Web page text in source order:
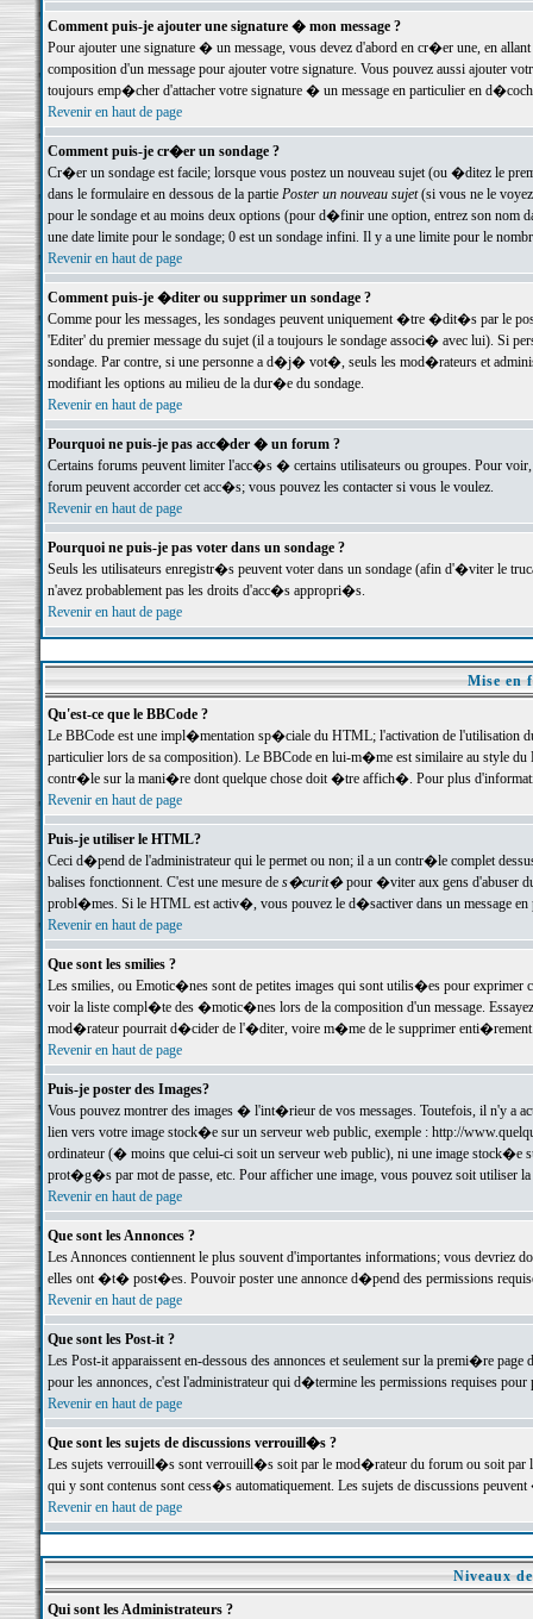
Comment puis-je ajouter une signature � mon message ?
Pour ajouter une signature � un message, vous devez d'abord en cr�er une, en
composition d'un message pour ajouter votre signature. Vous pouvez aussi ajouter
toujours emp�cher d'attacher votre signature � un message en particulier en
Revenir en haut de page
Comment puis-je cr�er un sondage ?
Cr�er un sondage est facile; lorsque vous postez un nouveau sujet (ou �ditez le
dans le formulaire en dessous de la partie Poster un nouveau sujet(si vous ne le voyez
pour le sondage et au moins deux options (pour d�finir une option, entrez son nom
une date limite pour le sondage; 0 est un sondage infini. Il y a une limite pour le
Revenir en haut de page
Comment puis-je �diter ou supprimer un sondage ?
Comme pour les messages, les sondages peuvent uniquement �tre �dit�s par le
'Editer' du premier message du sujet (il a toujours le sondage associ� avec lui). Si
sondage. Par contre, si une personne a d�j� vot�, seuls les mod�rateurs et
modifiant les options au milieu de la dur�e du sondage.
Revenir en haut de page
Pourquoi ne puis-je pas acc�der � un forum ?
Certains forums peuvent limiter l'acc�s � certains utilisateurs ou groupes. Pour
forum peuvent accorder cet acc�s; vous pouvez les contacter si vous le voulez.
Revenir en haut de page
Pourquoi ne puis-je pas voter dans un sondage ?
Seuls les utilisateurs enregistr�s peuvent voter dans un sondage (afin d'�viter le
n'avez probablement pas les droits d'acc�s appropri�s.
Revenir en haut de page
Mise en
Qu'est-ce que le BBCode ?
Le BBCode est une impl�mentation sp�ciale du HTML; l'activation de l'utilisation
particulier lors de sa composition). Le BBCode en lui-m�me est similaire au style
contr�le sur la mani�re dont quelque chose doit �tre affich�. Pour plus
Revenir en haut de page
Puis-je utiliser le HTML?
Ceci d�pend de l'administrateur qui le permet ou non; il a un contr�le complet
balises fonctionnent. C'est une mesure de s�curit�pour �viter aux gens d'abuser
probl�mes. Si le HTML est activ�, vous pouvez le d�sactiver dans un message en
Revenir en haut de page
Que sont les smilies ?
Les smilies, ou Emotic�nes sont de petites images qui sont utilis�es pour exprimer
voir la liste compl�te des �motic�nes lors de la composition d'un message.
mod�rateur pourrait d�cider de l'�diter, voire m�me de le supprimer
Revenir en haut de page
Puis-je poster des Images?
Vous pouvez montrer des images � l'int�rieur de vos messages. Toutefois, il n'y a
lien vers votre image stock�e sur un serveur web public, exemple : http://
ordinateur (� moins que celui-ci soit un serveur web public), ni une image stock�e
prot�g�s par mot de passe, etc. Pour afficher une image, vous pouvez soit
Revenir en haut de page
Que sont les Annonces ?
Les Annonces contiennent le plus souvent d'importantes informations; vous devriez
elles ont �t� post�es. Pouvoir poster une annonce d�pend des permissions
Revenir en haut de page
Que sont les Post-it ?
Les Post-it apparaissent en-dessous des annonces et seulement sur la premi�re
pour les annonces, c'est l'administrateur qui d�termine les permissions requises pour
Revenir en haut de page
Que sont les sujets de discussions verrouill�s ?
Les sujets verrouill�s sont verrouill�s soit par le mod�rateur du forum ou soit par
qui y sont contenus sont cess�s automatiquement. Les sujets de discussions
Revenir en haut de page
Niveaux
Qui sont les Administrateurs ?